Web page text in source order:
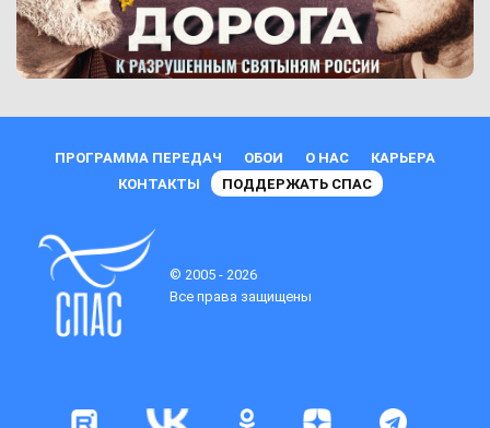
ПРОГРАММА ПЕРЕДАЧ ОБОИ О НАС
КАРЬЕРА
КОНТАКТЫ
ПОДДЕРЖАТЬ СПАС
© 2005 - 2026
Все права защищены